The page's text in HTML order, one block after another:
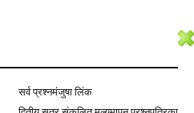
सर्व प्रश्नमंजुषा लिंक